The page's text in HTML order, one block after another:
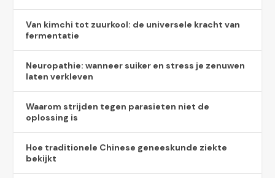
Van kimchi tot zuurkool: de universele kracht van
fermentatie
Neuropathie: wanneer suiker en stress je zenuwen
laten verkleven
Waarom strijden tegen parasieten niet de
oplossing is
Hoe traditionele Chinese geneeskunde ziekte
bekijkt